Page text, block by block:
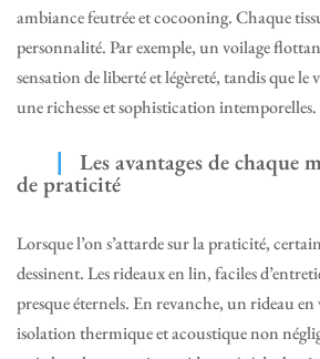
ambiance feutrée et cocooning. Chaque
personnalité. Par exemple, un voilage
sensation de liberté et légèreté, tandis que le
une richesse et sophistication intemporelles.
Les avantages de chaque
de praticité
Lorsque l’on s’attarde sur la praticité,
dessinent. Les rideaux en lin, faciles
presque éternels. En revanche, un rideau en
isolation thermique et acoustique non